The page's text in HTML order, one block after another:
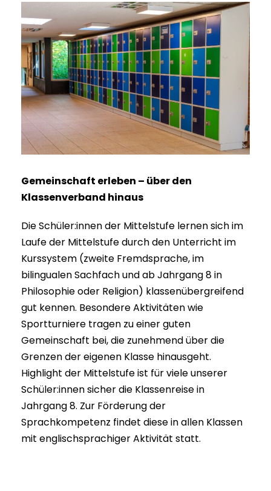
Gemeinschaft erleben – über den
Klassenverband hinaus
Die Schüler:innen der Mittelstufe lernen sich im
Laufe der Mittelstufe durch den Unterricht im
Kurssystem (zweite Fremdsprache, im
bilingualen Sachfach und ab Jahrgang 8 in
Philosophie oder Religion) klassenübergreifend
gut kennen. Besondere Aktivitäten wie
Sportturniere tragen zu einer guten
Gemeinschaft bei, die zunehmend über die
Grenzen der eigenen Klasse hinausgeht.
Highlight der Mittelstufe ist für viele unserer
Schüler:innen sicher die Klassenreise in
Jahrgang 8. Zur Förderung der
Sprachkompetenz findet diese in allen Klassen
mit englischsprachiger Aktivität statt.